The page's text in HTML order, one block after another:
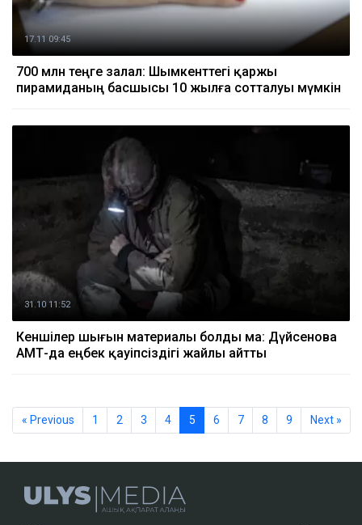
17.11 09:45
700 млн теңге залал: Шымкенттегі қаржы
пирамиданың басшысы 10 жылға сотталуы мүмкін
31.10 11:52
Кеншілер шығын материалы болды ма: Дүйсенова
АМТ-да еңбек қауіпсіздігі жайлы айтты
« Previous 1 2 3 4 5 6 7 8 9 Next »